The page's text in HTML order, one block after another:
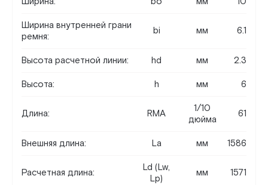
Ширина внутренней грани
ремня:
bi мм 6.1
Высота расчетной линии: hd мм 2.3
Высота: h мм 6
Длина: RMA
1/10
дюйма
61
Внешняя длина: La мм 1586
Расчетная длина:
Ld (Lw,
Lp)
мм 1571